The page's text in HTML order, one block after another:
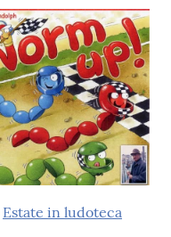
Estate in ludoteca